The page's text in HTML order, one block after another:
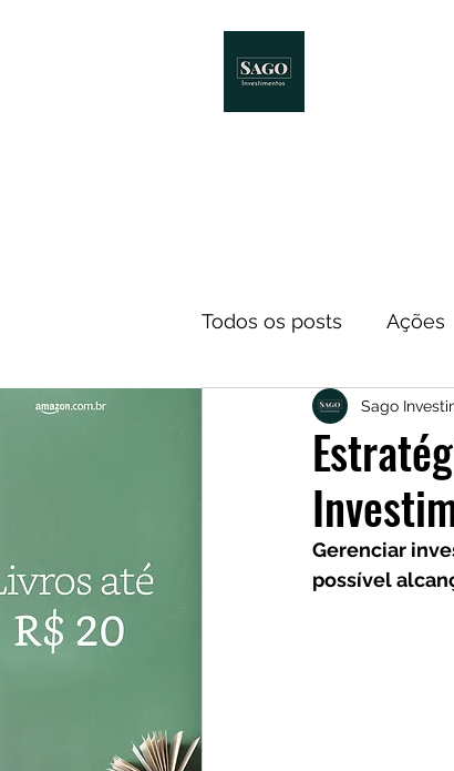
Todos os posts Ações
Notícias ETF
Investidores
Sago
Gerenciar
possível